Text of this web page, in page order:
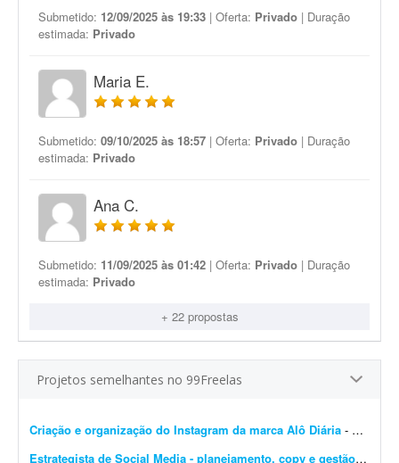
Submetido: 12/09/2025 às 19:33 | Oferta: Privado | Duração
estimada: Privado
Maria E.
Submetido: 09/10/2025 às 18:57 | Oferta: Privado | Duração
estimada: Privado
Ana C.
Submetido: 11/09/2025 às 01:42 | Oferta: Privado | Duração
estimada: Privado
+ 22 propostas
Projetos semelhantes no 99Freelas
Criação e organização do Instagram da marca Alô Diária - Estou criando uma nova marca chamada Alô Diária - Dona Maria, uma plataforma que pretende conectar pessoas que precisam de serviços com pessoas que querem trabalhar, fazer renda...
Estrategista de Social Media - planejamento, copy e gestão de perfis